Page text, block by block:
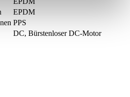
EPDM
PPS
DC, Bürstenloser DC-Motor